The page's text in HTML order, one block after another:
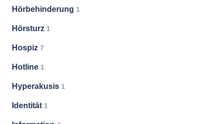
Hörbehinderung 1
Hörsturz 1
Hospiz 7
Hotline 1
Hyperakusis 1
Identität 1